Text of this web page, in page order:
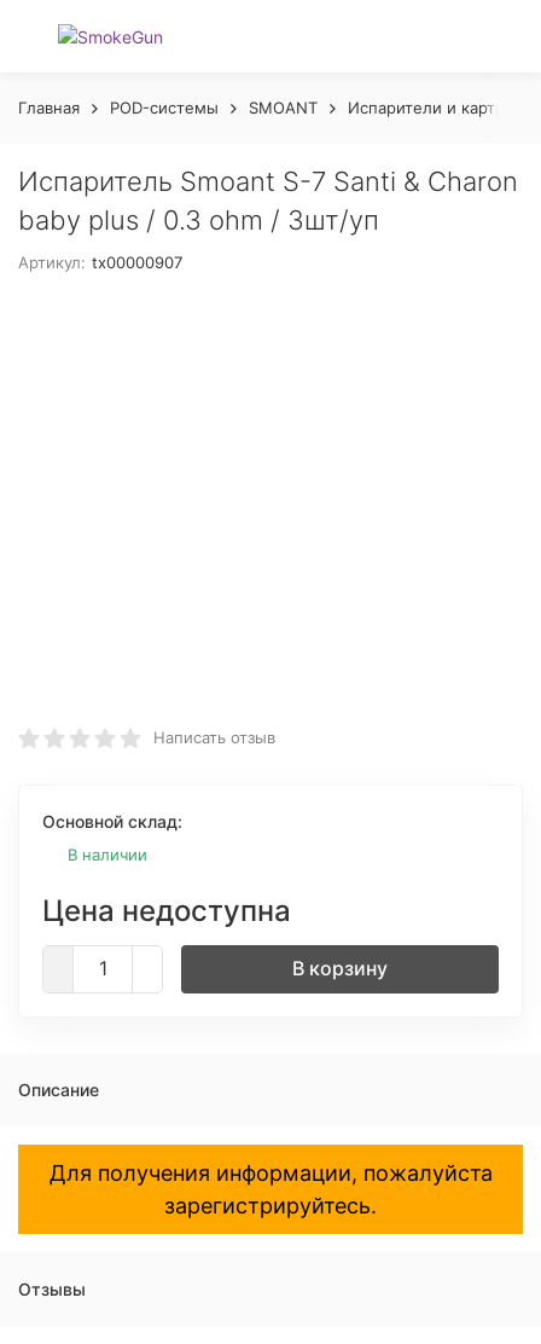
Главная POD-системы SMOANT Испарители и
Испаритель Smoant S-7 Santi & Charon
baby plus / 0.3 ohm / 3шт/уп
Артикул: tx00000907
Написать отзыв
Основной склад:
В наличии
Цена недоступна
В корзину
Описание
Для получения информации, пожалуйста
зарегистрируйтесь.
Отзывы